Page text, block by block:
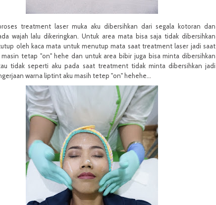
treatment laser muka aku dibersihkan dari segala kotoran dan
wajah lalu dikeringkan. Untuk area mata bisa saja tidak dibersihkan
oleh kaca mata untuk menutup mata saat treatment laser jadi saat
tetap "on" hehe dan untuk area bibir juga bisa minta dibersihkan
tidak seperti aku pada saat treatment tidak minta dibersihkan jadi
warna liptint aku masih tetep "on" hehehe...